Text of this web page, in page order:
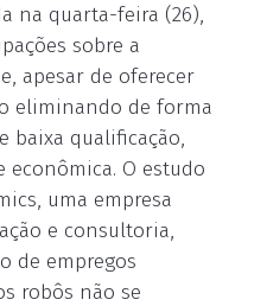
na quarta-feira (26),
sobre a
apesar de oferecer
eliminando de forma
baixa qualificação,
econômica. O estudo
uma empresa
e consultoria,
de empregos
robôs não se